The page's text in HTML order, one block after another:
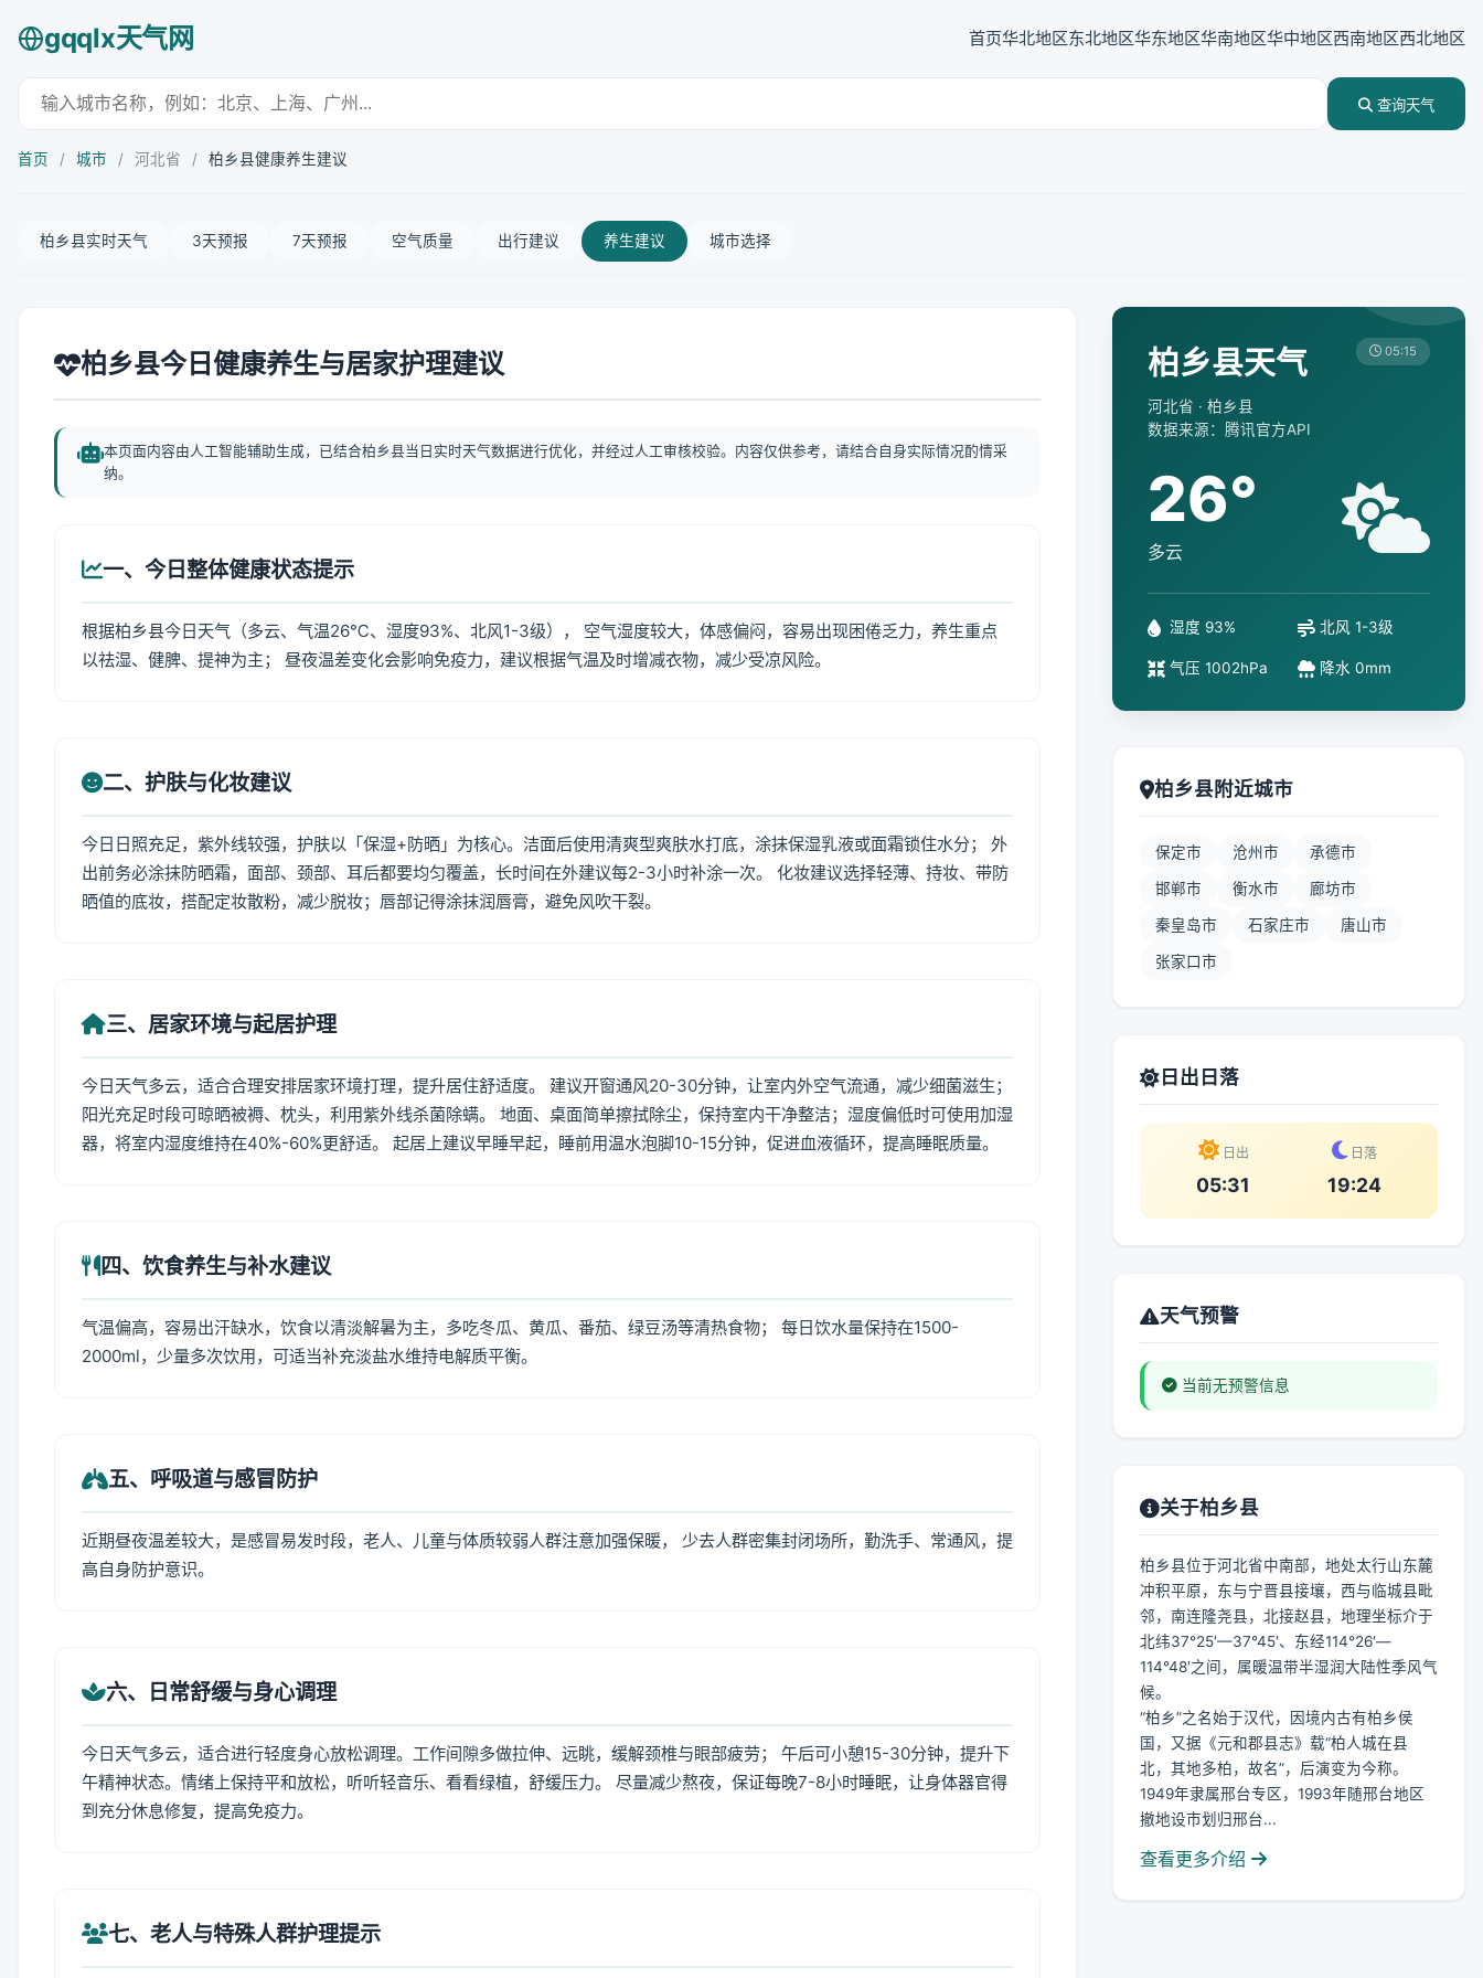
gqqlx天气网 首页华北地区东北地区华东地区华南地区华中地区西南地区西北地区
查询天气
首页 / 城市 / 河北省 / 柏乡县健康养生建议
柏乡县实时天气 3天预报 7天预报 空气质量 出行建议 养生建议 城市选择
柏乡县今日健康养生与居家护理建议
本页面内容由人工智能辅助生成，已结合柏乡县当日实时天气数据进行优化，并经过人工审核校验。内容仅供参考，请结合自身实际情况酌情采
纳。
一、今日整体健康状态提示
根据柏乡县今日天气（多云、气温26℃、湿度93%、北风1-3级）， 空气湿度较大，体感偏闷，容易出现困倦乏力，养生重点
以祛湿、健脾、提神为主； 昼夜温差变化会影响免疫力，建议根据气温及时增减衣物，减少受凉风险。
二、护肤与化妆建议
今日日照充足，紫外线较强，护肤以「保湿+防晒」为核心。洁面后使用清爽型爽肤水打底，涂抹保湿乳液或面霜锁住水分； 外
出前务必涂抹防晒霜，面部、颈部、耳后都要均匀覆盖，长时间在外建议每2-3小时补涂一次。 化妆建议选择轻薄、持妆、带防
晒值的底妆，搭配定妆散粉，减少脱妆；唇部记得涂抹润唇膏，避免风吹干裂。
三、居家环境与起居护理
今日天气多云，适合合理安排居家环境打理，提升居住舒适度。 建议开窗通风20-30分钟，让室内外空气流通，减少细菌滋生；
阳光充足时段可晾晒被褥、枕头，利用紫外线杀菌除螨。 地面、桌面简单擦拭除尘，保持室内干净整洁；湿度偏低时可使用加湿
器，将室内湿度维持在40%-60%更舒适。 起居上建议早睡早起，睡前用温水泡脚10-15分钟，促进血液循环，提高睡眠质量。
四、饮食养生与补水建议
气温偏高，容易出汗缺水，饮食以清淡解暑为主，多吃冬瓜、黄瓜、番茄、绿豆汤等清热食物； 每日饮水量保持在1500-
2000ml，少量多次饮用，可适当补充淡盐水维持电解质平衡。
五、呼吸道与感冒防护
近期昼夜温差较大，是感冒易发时段，老人、儿童与体质较弱人群注意加强保暖， 少去人群密集封闭场所，勤洗手、常通风，提
高自身防护意识。
六、日常舒缓与身心调理
今日天气多云，适合进行轻度身心放松调理。工作间隙多做拉伸、远眺，缓解颈椎与眼部疲劳； 午后可小憩15-30分钟，提升下
午精神状态。情绪上保持平和放松，听听轻音乐、看看绿植，舒缓压力。 尽量减少熬夜，保证每晚7-8小时睡眠，让身体器官得
到充分休息修复，提高免疫力。
七、老人与特殊人群护理提示
柏乡县天气
河北省 · 柏乡县
数据来源：腾讯官方API
05:15
26°
多云
湿度 93% 北风 1-3级
气压 1002hPa 降水 0mm
柏乡县附近城市
保定市 沧州市 承德市
邯郸市 衡水市 廊坊市
秦皇岛市 石家庄市 唐山市
张家口市
日出日落
日出
05:31
日落
19:24
天气预警
当前无预警信息
关于柏乡县
柏乡县位于河北省中南部，地处太行山东麓
冲积平原，东与宁晋县接壤，西与临城县毗
邻，南连隆尧县，北接赵县，地理坐标介于
北纬37°25′—37°45′、东经114°26′—
114°48′之间，属暖温带半湿润大陆性季风气
候。
“柏乡”之名始于汉代，因境内古有柏乡侯
国，又据《元和郡县志》载“柏人城在县
北，其地多柏，故名”，后演变为今称。
1949年隶属邢台专区，1993年随邢台地区
撤地设市划归邢台...
查看更多介绍